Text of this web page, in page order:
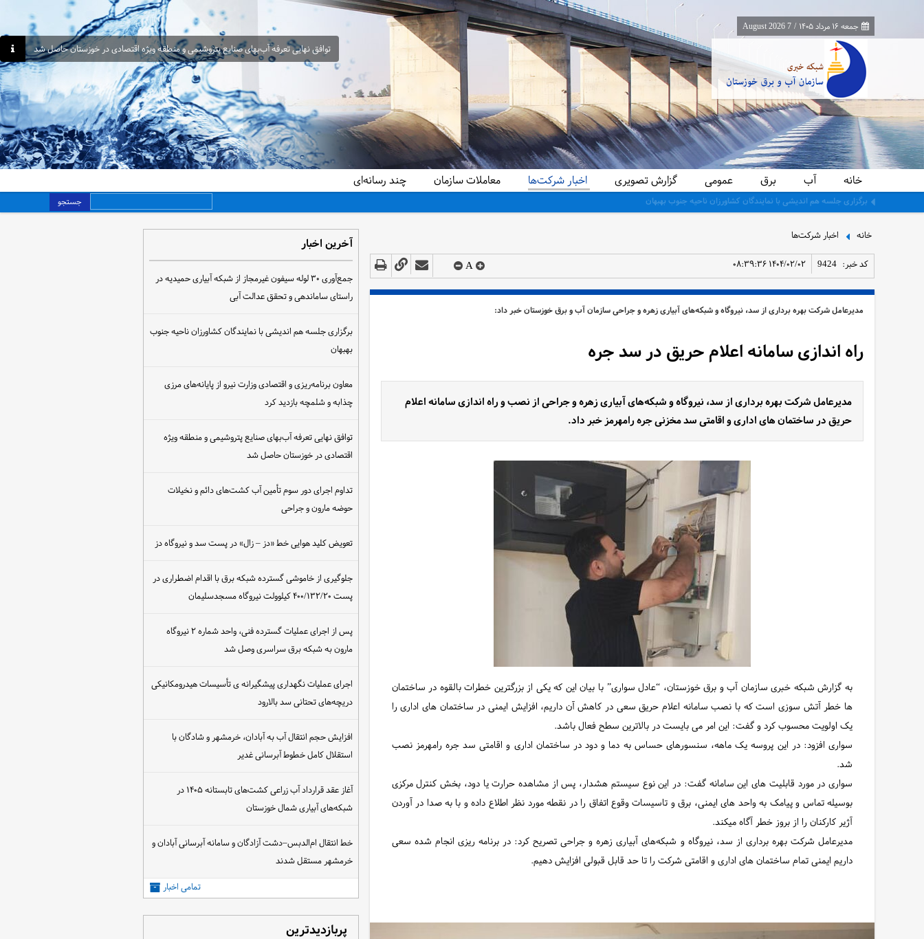
جمعه ۱۶ مرداد ۱۴۰۵ /
7 August 2026
توافق نهایی تعرفه آب‌بهای صنایع پتروشیمی و منطقه ویژه اقتصادی در خوزستان حاصل شد
خانه آب برق عمومی گزارش تصویری اخبار شرکت‌ها معاملات سازمان چند رسانه‌ای
معاون برنامه‌ریزی و اقتصادی وزارت نیرو از پایانه‌های مرزی چذابه و شلمچه بازدید کرد جستجو
خانه اخبار شرکت‌ها
کد خبر: 9424 ۱۴۰۴/۰۲/۰۲ ۰۸:۳۹:۳۶ A
مدیرعامل شرکت بهره برداری از سد، نیروگاه و شبکه‌های آبیاری زهره و جراحی سازمان آب و برق خوزستان خبر داد:
راه اندازی سامانه اعلام حریق در سد جره
مدیرعامل شرکت بهره برداری از سد، نیروگاه و شبکه‌های آبیاری زهره و جراحی از نصب و راه اندازی سامانه اعلام
حریق در ساختمان های اداری و اقامتی سد مخزنی جره رامهرمز خبر داد.
به گزارش شبکه خبری سازمان آب و برق خوزستان، “عادل سواری” با بیان این که یکی از بزرگترین خطرات بالقوه در ساختمان
ها خطر آتش سوزی است که با نصب سامانه اعلام حریق سعی در کاهش آن داریم، افزایش ایمنی در ساختمان های اداری را
یک اولویت محسوب کرد و گفت: این امر می بایست در بالاترین سطح فعال باشد.
سواری افزود: در این پروسه یک ماهه، سنسورهای حساس به دما و دود در ساختمان اداری و اقامتی سد جره رامهرمز نصب
شد.
سواری در مورد قابلیت های این سامانه گفت: در این نوع سیستم هشدار، پس از مشاهده حرارت یا دود، بخش کنترل مرکزی
بوسیله تماس و پیامک به واحد های ایمنی، برق و تاسیسات وقوع اتفاق را در نقطه مورد نظر اطلاع داده و با به صدا در آوردن
آژیر کارکنان را از بروز خطر آگاه میکند.
مدیرعامل شرکت بهره برداری از سد، نیروگاه و شبکه‌های آبیاری زهره و جراحی تصریح کرد: در برنامه ریزی انجام شده سعی
داریم ایمنی تمام ساختمان های اداری و اقامتی شرکت را تا حد قابل قبولی افزایش دهیم.
آخرین اخبار
جمع‌آوری ۳۰ لوله سیفون غیرمجاز از شبکه آبیاری حمیدیه در
راستای ساماندهی و تحقق عدالت آبی
برگزاری جلسه هم اندیشی با نمایندگان کشاورزان ناحیه جنوب
بهبهان
معاون برنامه‌ریزی و اقتصادی وزارت نیرو از پایانه‌های مرزی
چذابه و شلمچه بازدید کرد
توافق نهایی تعرفه آب‌بهای صنایع پتروشیمی و منطقه ویژه
اقتصادی در خوزستان حاصل شد
تداوم اجرای دور سوم تأمین آب کشت‌های دائم و نخیلات
حوضه مارون و جراحی
تعویض کلید هوایی خط «دز – زال» در پست سد و نیروگاه دز
جلوگیری از خاموشی گسترده شبکه برق با اقدام اضطراری در
پست ۴۰۰/۱۳۲/۲۰ کیلوولت نیروگاه مسجدسلیمان
پس از اجرای عملیات گسترده فنی، واحد شماره ۲ نیروگاه
مارون به شبکه برق سراسری وصل شد
اجرای عملیات نگهداری پیشگیرانه ی تأسیسات هیدرومکانیکی
دریچه‌های تحتانی سد بالارود
افزایش حجم انتقال آب به آبادان، خرمشهر و شادگان با
استقلال کامل خطوط آبرسانی غدیر
آغاز عقد قرارداد آب زراعی کشت‌های تابستانه ۱۴۰۵ در
شبکه‌های آبیاری شمال خوزستان
خط انتقال ام‌الدبس–دشت آزادگان و سامانه آبرسانی آبادان و
خرمشهر مستقل شدند
تمامی اخبار
پربازدیدترین